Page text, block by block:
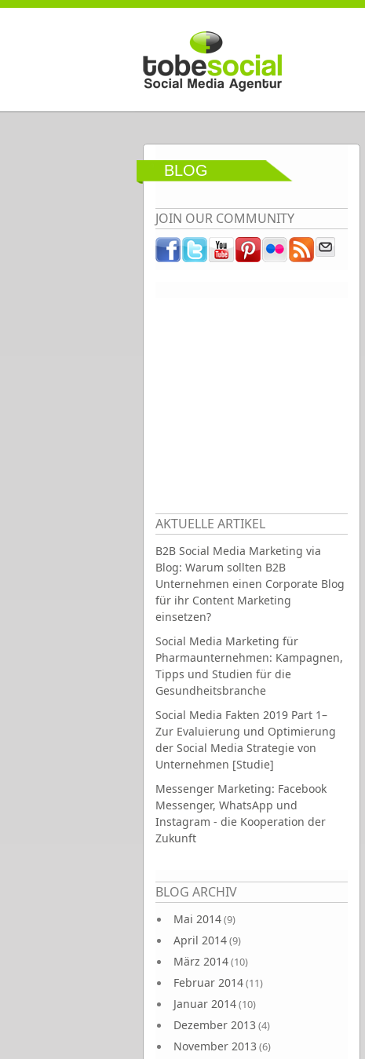
Direkt zum Inhalt
BLOG
JOIN OUR COMMUNITY
AKTUELLE ARTIKEL
B2B Social Media Marketing via
Blog: Warum sollten B2B
Unternehmen einen Corporate Blog
für ihr Content Marketing
einsetzen?
Social Media Marketing für
Pharmaunternehmen: Kampagnen,
Tipps und Studien für die
Gesundheitsbranche
Social Media Fakten 2019 Part 1–
Zur Evaluierung und Optimierung
der Social Media Strategie von
Unternehmen [Studie]
Messenger Marketing: Facebook
Messenger, WhatsApp und
Instagram - die Kooperation der
Zukunft
BLOG ARCHIV
Mai 2014(9)
April 2014(9)
März 2014(10)
Februar 2014(11)
Januar 2014(10)
Dezember 2013 (4)
November 2013 (6)
Seiten